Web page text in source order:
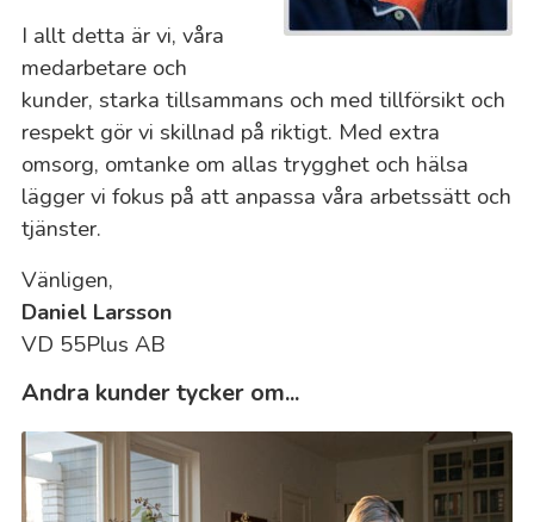
I allt detta är vi, våra
medarbetare och
kunder, starka tillsammans och med tillförsikt och
respekt gör vi skillnad på riktigt. Med extra
omsorg, omtanke om allas trygghet och hälsa
lägger vi fokus på att anpassa våra arbetssätt och
tjänster.
Vänligen,
Daniel Larsson
VD 55Plus AB
Andra kunder tycker om...